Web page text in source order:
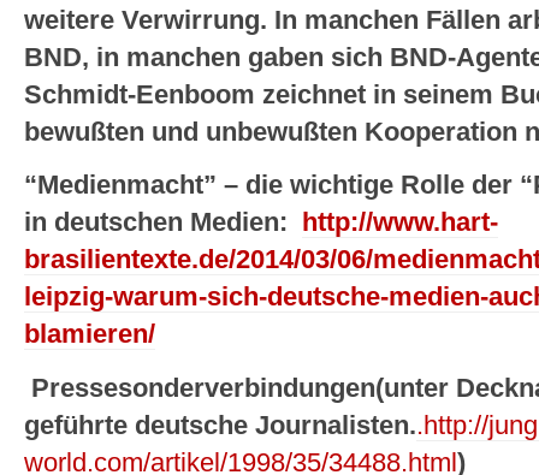
weitere Verwirrung. In manchen Fällen
BND, in manchen gaben sich BND-
Schmidt-Eenboom zeichnet in seinem
bewußten und unbewußten Kooperation
“Medienmacht” – die wichtige Rolle der
in deutschen Medien:
http://www.hart-
brasilientexte.de/2014/03/06/
leipzig-warum-sich-deutsche-medien-
blamieren/
Pressesonderverbindungen(unter
geführte deutsche Journalisten..http://
world.com/artikel/1998/35/34488.html )